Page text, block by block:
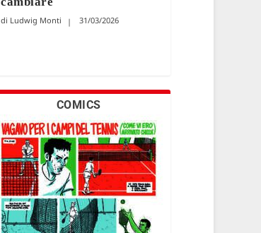
Ludwig Monti 31/03/2026
COMICS